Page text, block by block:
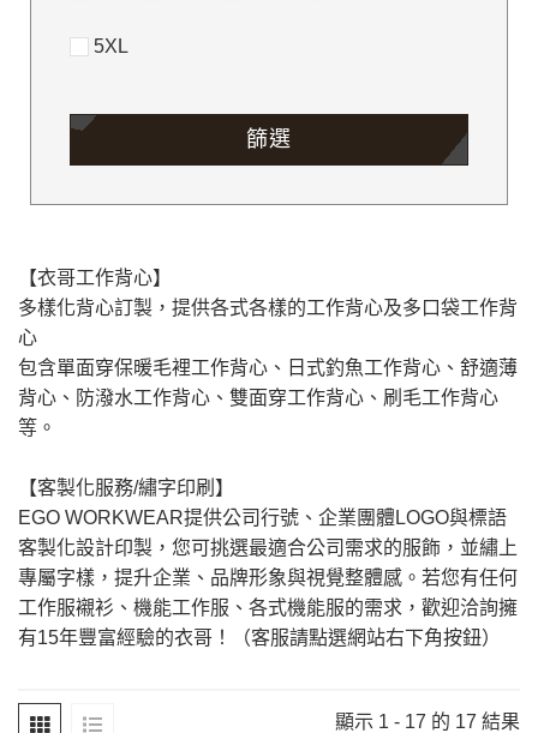
5XL
篩選
【衣哥工作背心】
多樣化背心訂製，提供各式各樣的工作背心及多口袋工作背
心
包含單面穿保暖毛裡工作背心、日式釣魚工作背心、舒適薄
背心、防潑水工作背心、雙面穿工作背心、刷毛工作背心
等。
【客製化服務/繡字印刷】
EGO WORKWEAR提供公司行號、企業團體LOGO與標語
客製化設計印製，您可挑選最適合公司需求的服飾，並繡上
專屬字樣，提升企業、品牌形象與視覺整體感。若您有任何
工作服襯衫、機能工作服、各式機能服的需求，歡迎洽詢擁
有15年豐富經驗的衣哥！（客服請點選網站右下角按鈕）
顯示 1 - 17 的 17 結果